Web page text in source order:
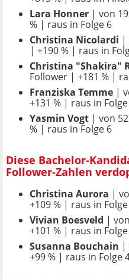
Lara Honner | von
% | raus in Folge 6
Christina Nicolardi |
| +190 % | raus in
Christina "Shakira"
Follower | +181 % |
Franziska Temme |
+131 % | raus in
Yasmin Vogt | von
% | raus in Folge 6
Diese Bachelor-
Follower-Zahlen
Christina Aurora |
+109 % | raus in
Vivian Boesveld |
+101 % | raus in
Susanna Bouchain |
+99 % | raus in Folge